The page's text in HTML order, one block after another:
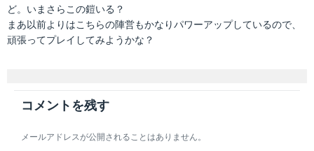
ど。いまさらこの鎧いる？
まあ以前よりはこちらの陣営もかなりパワーアップしているので、
頑張ってプレイしてみようかな？
コメントを残す
メールアドレスが公開されることはありません。